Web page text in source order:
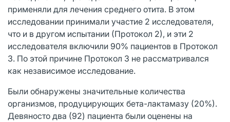
применяли для лечения среднего отита. В этом
исследовании принимали участие 2 исследователя,
что и в другом испытании (Протокол 2), и эти 2
исследователя включили 90% пациентов в Протокол
3. По этой причине Протокол 3 не рассматривался
как независимое исследование.
Были обнаружены значительные количества
организмов, продуцирующих бета-лактамазу (20%).
Девяносто два (92) пациента были оценены на